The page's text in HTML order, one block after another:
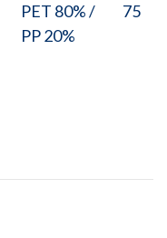
PET 80% /
PP 20%
75